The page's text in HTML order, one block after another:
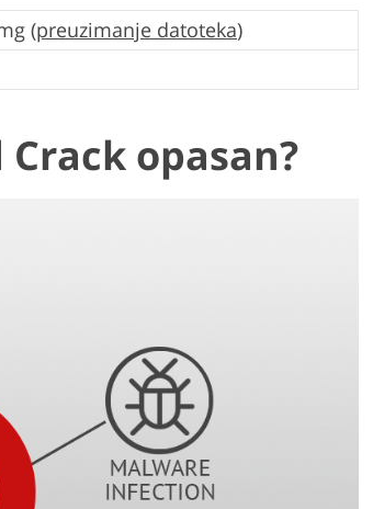
(preuzimanje datoteka)
opasan?